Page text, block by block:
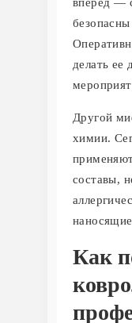
вперед —
делать ее
Другой
химии.
составы,
Как